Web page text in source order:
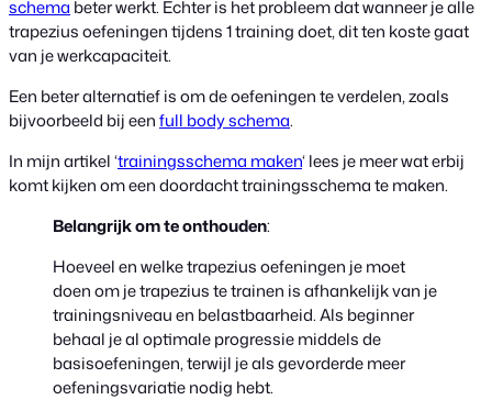
schema beter werkt. Echter is het probleem dat wanneer je alle
trapezius oefeningen tijdens 1 training doet, dit ten koste gaat
van je werkcapaciteit.
Een beter alternatief is om de oefeningen te verdelen, zoals
bijvoorbeeld bij eenfull body schema.
In mijn artikel ‘trainingsschema maken‘ lees je meer wat erbij
komt kijken om een doordacht trainingsschema te maken.
Belangrijk om te onthouden:
Hoeveel en welke trapezius oefeningen je moet
doen om je trapezius te trainen is afhankelijk van je
trainingsniveau en belastbaarheid. Als beginner
behaal je al optimale progressie middels de
basisoefeningen, terwijl je als gevorderde meer
oefeningsvariatie nodig hebt.